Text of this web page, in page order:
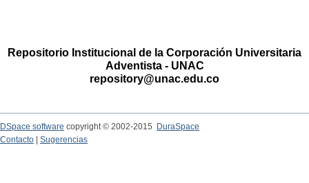
Repositorio Institucional de la Corporación Universitaria
Adventista - UNAC
repository@unac.edu.co
DSpace software copyright © 2002-2015
DuraSpace
Contacto
Sugerencias